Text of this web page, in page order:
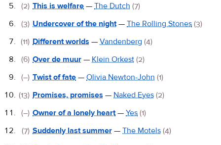
(2) This is welfare — The Dutch (7)
(3) Undercover of the night— The Rolling Stones (3)
(11) Different worlds — Vandenberg (4)
(6) Over de muur — Klein Orkest (2)
(–) Twist of fate — Olivia Newton-John (1)
(13) Promises, promises — Naked Eyes (2)
(–) Owner of a lonely heart— Yes (1)
(7) Suddenly last summer — The Motels (4)